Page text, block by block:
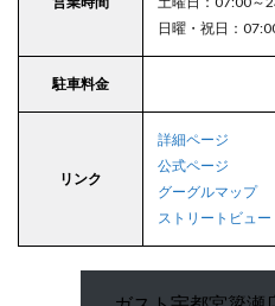
好し取
壬生
町
ガスト
ち駅前
日曜・祝日：
駐車料金
リンク
詳細ページ
公式ページ
グーグルマップ
ストリートビュー